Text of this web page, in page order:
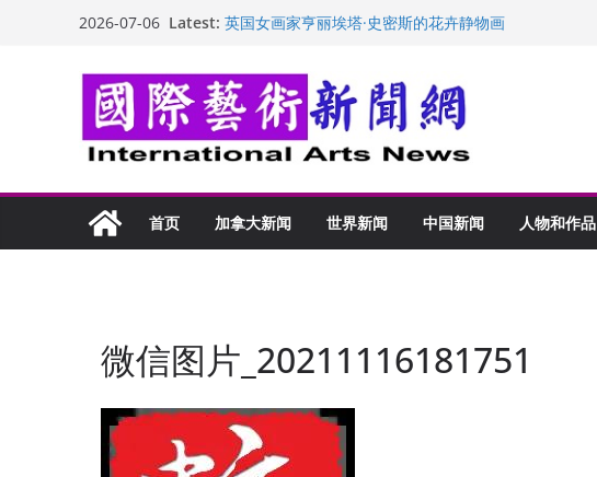
2026-07-06 Latest: 英国女画家亨丽埃塔·史密斯的花卉静物画
苏方 ：“字”得其乐
“梵心”归处：一场展览 连着攀枝花的千里乡愁
首页 加拿大新闻 世界新闻 中国新闻 人物和作品
微信图片_20211116181751